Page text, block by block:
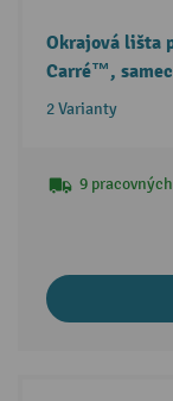
Okrajová lišta
Carré™, samec
2 Varianty
9